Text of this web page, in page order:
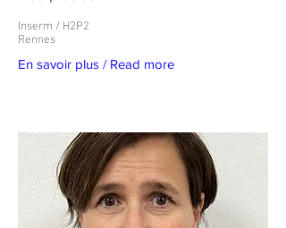
Inserm / H2P2
Rennes
En savoir plus / Read more